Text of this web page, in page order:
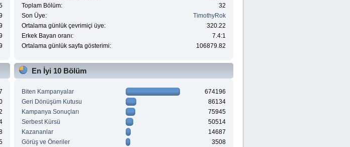
Toplam Bölüm:
32
Son Üye:
TimothyRok
Ortalama günlük çevrimiçi üye:
320.22
Erkek Bayan oranı:
7.4:1
Ortalama günlük sayfa gösterimi:
106879.82
En İyi 10 Bölüm
Biten Kampanyalar
674196
Geri Dönüşüm Kutusu
86134
Kampanya Sonuçları
75945
Serbest Kürsü
50514
Kazananlar
14687
Görüş ve Öneriler
3508